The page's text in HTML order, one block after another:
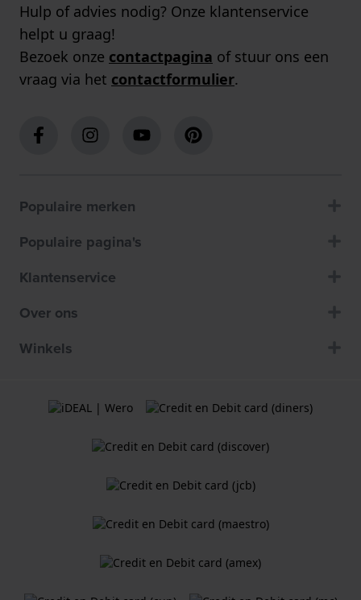
Hulp of advies nodig? Onze klantenservice
helpt u graag!
Bezoek onze contactpagina of stuur ons een
vraag via het contactformulier.
Populaire merken
Populaire pagina's
Klantenservice
Over ons
Winkels